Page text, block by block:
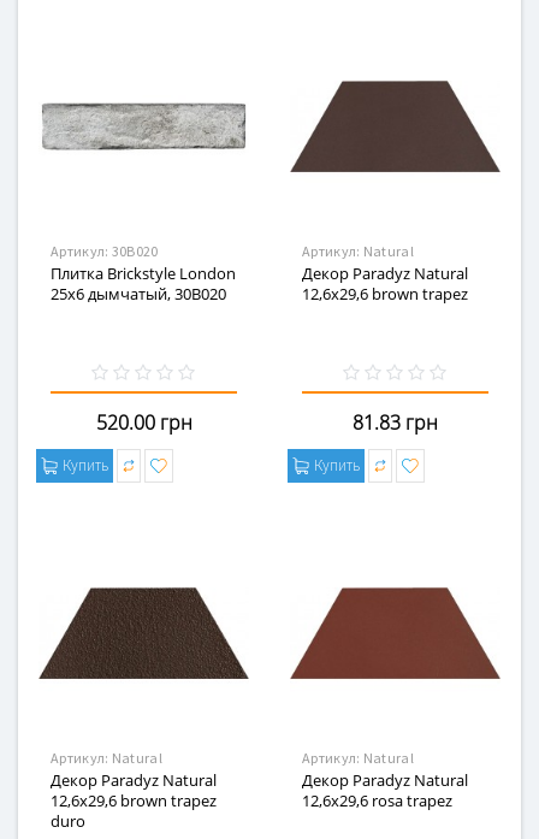
Артикул: 30В020
Плитка Brickstyle London
25x6 дымчатый, 30В020
520.00 грн
Купить
Артикул: Natural
Декор Paradyz Natural
12,6x29,6 brown trapez
81.83 грн
Купить
Артикул: Natural
Декор Paradyz Natural
12,6x29,6 brown trapez
duro
Артикул: Natural
Декор Paradyz Natural
12,6x29,6 rosa trapez